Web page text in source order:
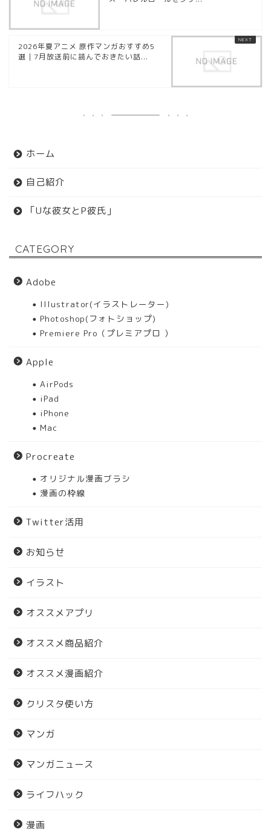
2026年夏アニメ 原作マンガおすすめ5
選｜7月放送前に読んでおきたい話...
ホーム
自己紹介
「Uな彼女とP彼氏」
CATEGORY
Adobe
Illustrator(イラストレーター)
Photoshop(フォトショップ)
Premiere Pro（プレミアプロ ）
Apple
AirPods
iPad
iPhone
Mac
Procreate
オリジナル漫画ブラシ
漫画の枠線
Twitter活用
お知らせ
イラスト
オススメアプリ
オススメ商品紹介
オススメ漫画紹介
クリスタ使い方
マンガ
マンガニュース
ライフハック
漫画